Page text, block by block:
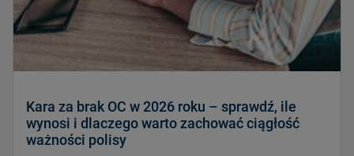
Kara za brak OC w 2026 roku – sprawdź, ile
wynosi i dlaczego warto zachować ciągłość
ważności polisy